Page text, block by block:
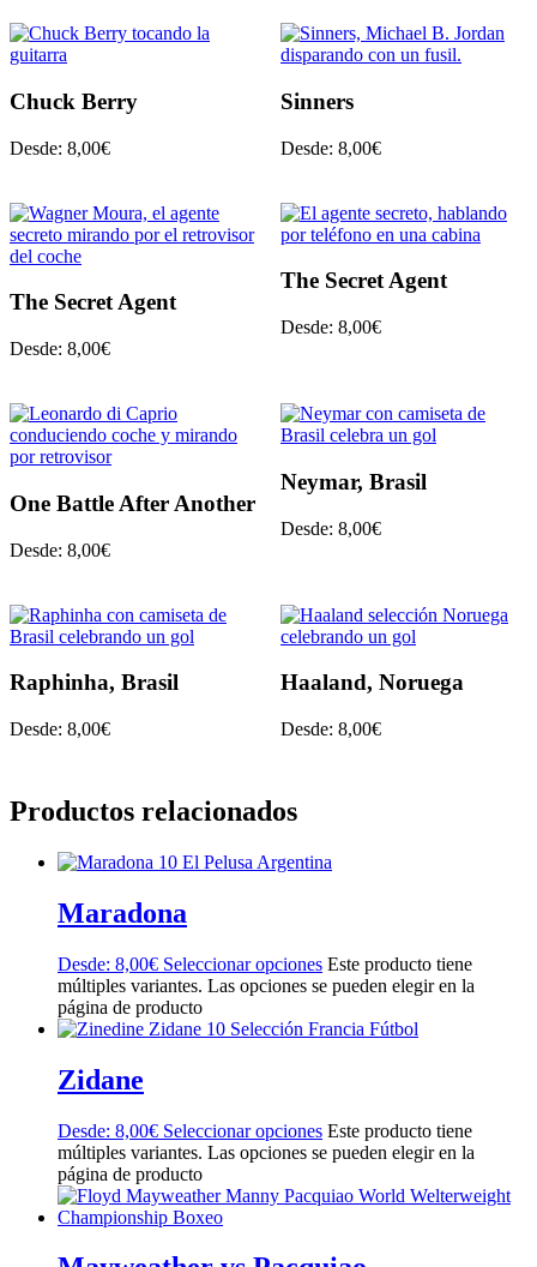
Chuck Berry
Desde: 8,00€
Sinners
Desde: 8,00€
The Secret Agent
Desde: 8,00€
The Secret Agent
Desde: 8,00€
One Battle After Another
Desde: 8,00€
Neymar, Brasil
Desde: 8,00€
Raphinha, Brasil
Desde: 8,00€
Haaland, Noruega
Desde: 8,00€
Productos relacionados
Maradona
Desde: 8,00€ Seleccionar opciones Este producto tiene
múltiples variantes. Las opciones se pueden elegir en la
página de producto
Zidane
Desde: 8,00€ Seleccionar opciones Este producto tiene
múltiples variantes. Las opciones se pueden elegir en la
página de producto